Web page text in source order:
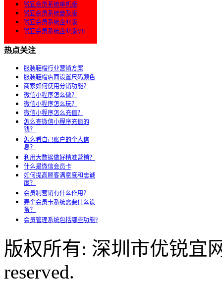
锐宜会员系统单机版
锐宜会员系统普及版
锐宜会员系统企业版
锐宜会员系统企业版V8
热点关注
服装鞋帽行业营销方案
服装鞋帽店面设置尺码颜色
商家如何使用分销功能？
微信小程序怎么做？
微信小程序怎么玩？
微信小程序怎么充值？
怎么查微信小程序充值的
钱？
怎么看自己账户的个人信
息？
利用大数据做好精准营销？
什么是微信会员卡
如何提高顾客满意度和忠诚
度？
会员制营销有什么作用？
弄个会员卡系统需要什么设
备？
会员管理系统包括哪些功能?
版权所有: 深圳市优锐宜
reserved.